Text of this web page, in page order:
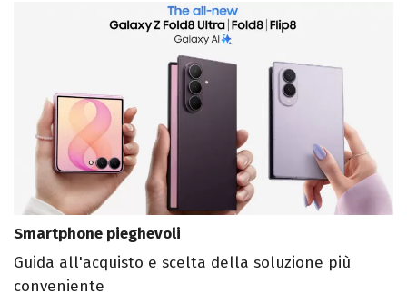
Smartphone pieghevoli
Guida all'acquisto e scelta della soluzione più
conveniente